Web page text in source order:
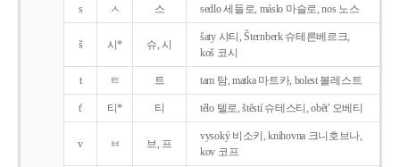
s ㅅ 스 sedlo 세들로, máslo 마슬로, nos 노스
š 시* 슈, 시
šaty 샤티, Šternberk 슈테른베르크,
koš 코시
t ㅌ 트 tam 탐, matka 마트카, bolest 볼레스트
t' 티* 티 tělo 텔로, štěstí 슈테스티, obět' 오베티
v ㅂ 브, 프
vysoký 비소키, knihovna 크니호브나,
kov 코프